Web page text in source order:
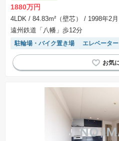
1880万円
4LDK / 84.83m²（壁芯）
/ 1998年2月
遠州鉄道「八幡」歩12分
駐輪場・バイク置き場 エレベーター